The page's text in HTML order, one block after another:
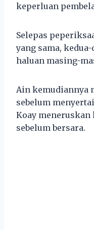
keperluan
Selepas
yang sama,
haluan masing-
Ain kemudiannya
sebelum
Koay
sebelum bersara.